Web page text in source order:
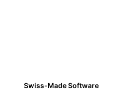
Swiss-Made Software